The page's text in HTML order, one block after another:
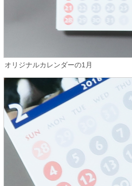
オリジナルカレンダーの1月